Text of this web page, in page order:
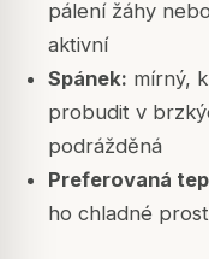
pálení žáhy
aktivní
Spánek: mírný,
probudit v
podrážděná
Preferovaná
ho chladné